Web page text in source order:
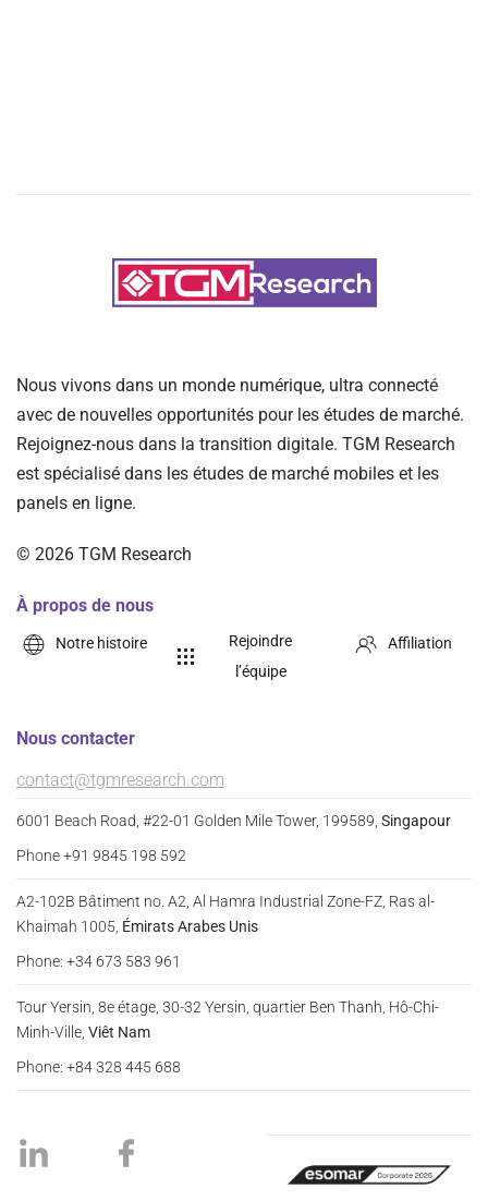
Nous vivons dans un monde numérique, ultra connecté
avec de nouvelles opportunités pour les études de marché.
Rejoignez-nous dans la transition digitale. TGM Research
est spécialisé dans les études de marché mobiles et les
panels en ligne.
© 2026 TGM Research
À propos de nous
Notre histoire
Rejoindre
l’équipe
Affiliation
Nous contacter
contact@tgmresearch.com
6001 Beach Road, #22-01 Golden Mile Tower, 199589, Singapour
Phone +91 9845 198 592
A2-102B Bâtiment no. A2, Al Hamra Industrial Zone-FZ, Ras al-
Khaimah 1005, Émirats Arabes Unis
Phone: +34 673 583 961
Tour Yersin, 8e étage, 30-32 Yersin, quartier Ben Thanh, Hô-Chi-
Minh-Ville, Viêt Nam
Phone: +84 328 445 688